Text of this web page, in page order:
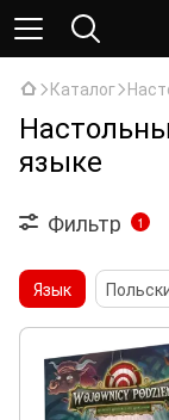
Каталог
языке
Фильтр 1
Язык